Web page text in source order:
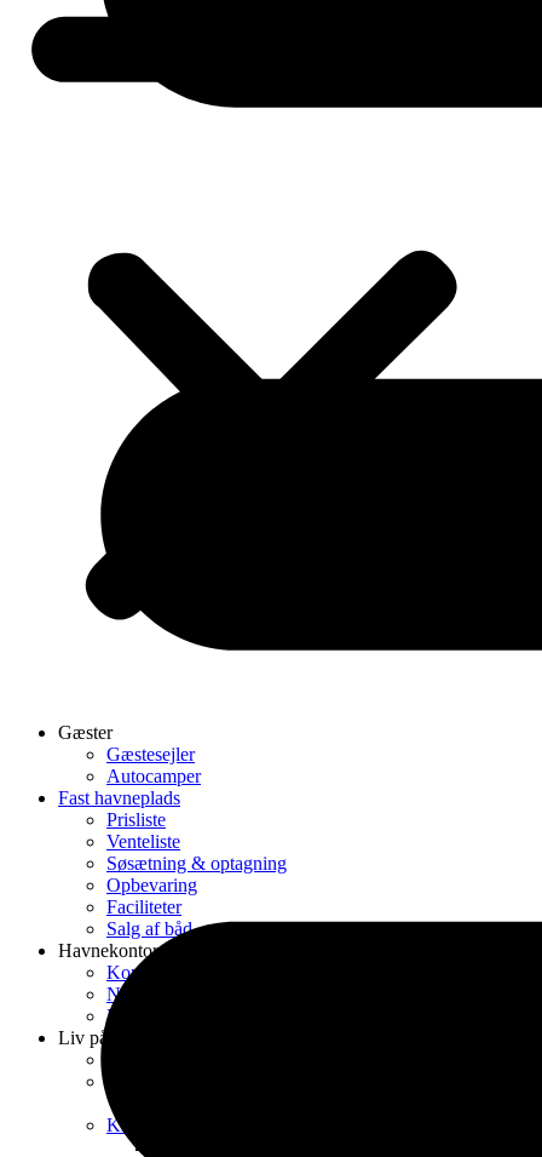
Gæster
Gæstesejler
Autocamper
Fast havneplads
Prisliste
Venteliste
Søsætning & optagning
Opbevaring
Faciliteter
Salg af båd
Havnekontor
Kontakt
Nyhedsbreve fra Havnekontoret
Kontrakt & Reglementer
Liv på havnen
Klubber